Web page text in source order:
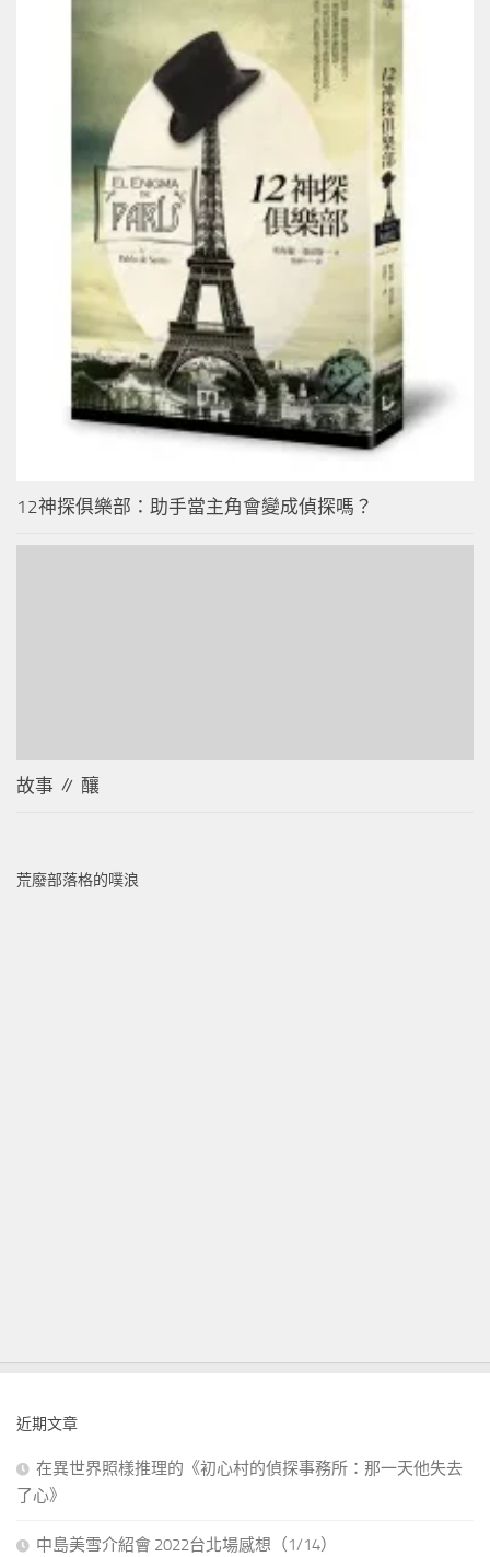
12神探俱樂部：助手當主角會變成偵探嗎？
故事 ∥ 釀
荒廢部落格的噗浪
近期文章
在異世界照樣推理的《初心村的偵探事務所：那一天他失去
了心》
中島美雪介紹會 2022台北場感想（1/14）